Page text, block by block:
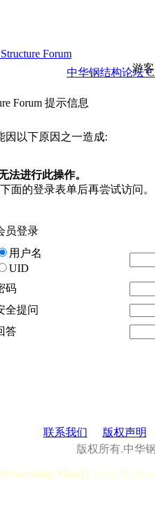
游
中华钢结构论坛
Forum 提示信息
因以下原因之一造成:
法进行此操作。
面的登录表单后再尝试访问。
员登录
用户名
UID
码
全提问
答
联系我们
版权声明
版权所有.中华
[Processing Time] User:0.28,